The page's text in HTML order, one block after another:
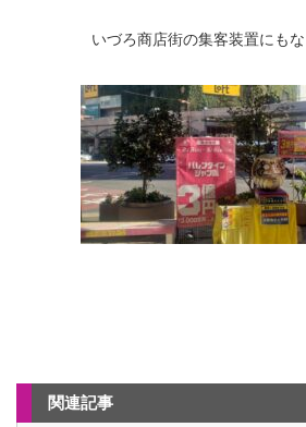
いづろ商店街の集客装置にもな
関連記事